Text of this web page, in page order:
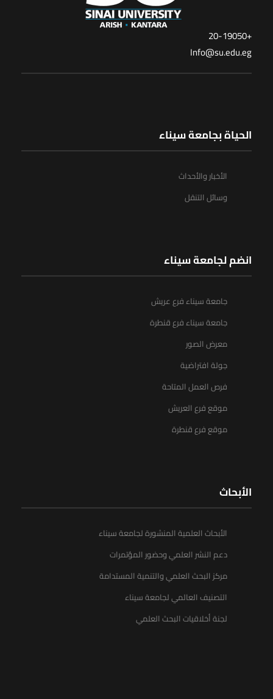
+20-19050
Info@su.edu.eg
الحياة بجامعة سيناء
الأخبار والأحداث
وسائل التنقل
انضم لجامعة سيناء
جامعة سيناء فرع عريش
جامعة سيناء فرع قنطرة
معرض الصور
جولة افتراضية
فرص العمل المتاحة
موقع فرع العريش
موقع فرع قنطرة
الأبحاث
الأبحاث العلمية المنشورة لجامعة سيناء
دعم النشر العلمي وحضور المؤتمرات
مركز البحث العلمي والتنمية المستدامة
التصنيف العالمي لجامعة سيناء
لجنة أخلاقيات البحث العلمي